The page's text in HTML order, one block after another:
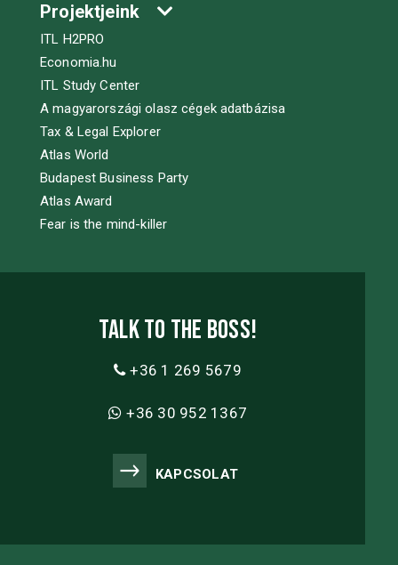
Projektjeink
ITL H2PRO
Economia.hu
ITL Study Center
A magyarországi olasz cégek adatbázisa
Tax & Legal Explorer
Atlas World
Budapest Business Party
Atlas Award
Fear is the mind-killer
Talk to the boss!
+36 1 269 5679
+36 30 952 1367
KAPCSOLAT